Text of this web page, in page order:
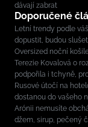
dávají zabrat
Doporučené
Letní trendy podle
dopustit, budou
Oversized noční
Terezie Kovalová o
podpořila i tchyně,
Rusové útočí na
dostanou do vašeho
Arónii nemusíte
džem, sirup, pečený